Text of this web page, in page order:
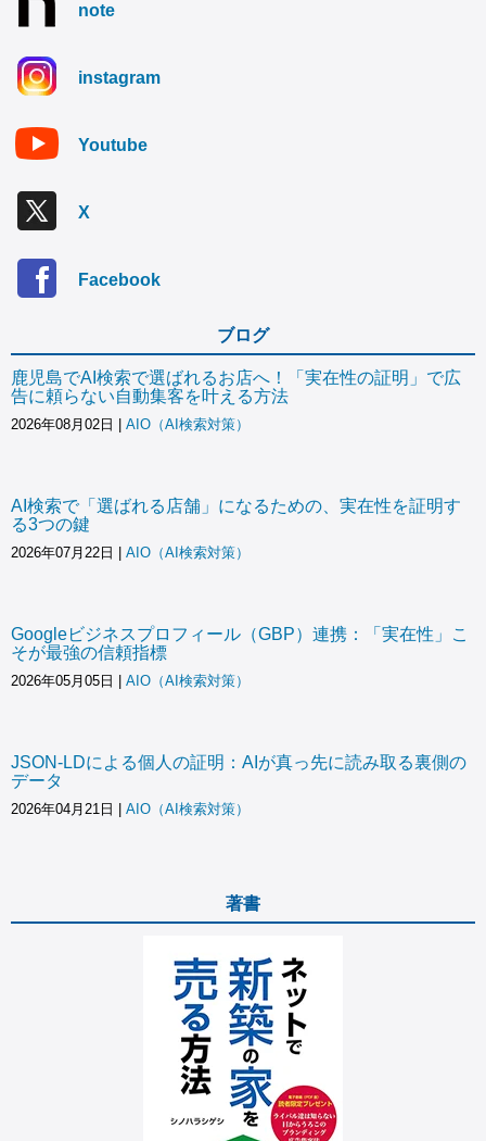
note
instagram
Youtube
X
Facebook
ブログ
鹿児島でAI検索で選ばれるお店へ！「実在性の証明」で広
告に頼らない自動集客を叶える方法
2026年08月02日 | AIO（AI検索対策）
AI検索で「選ばれる店舗」になるための、実在性を証明す
る3つの鍵
2026年07月22日 | AIO（AI検索対策）
Googleビジネスプロフィール（GBP）連携：「実在性」こ
そが最強の信頼指標
2026年05月05日 | AIO（AI検索対策）
JSON-LDによる個人の証明：AIが真っ先に読み取る裏側の
データ
2026年04月21日 | AIO（AI検索対策）
著書